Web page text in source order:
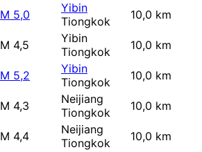
M 5,0
Yibin
Tiongkok
10,0 km
M 4,5
Yibin
Tiongkok
10,0 km
M 5,2
Yibin
Tiongkok
10,0 km
M 4,3
Neijiang
Tiongkok
10,0 km
M 4,4
Neijiang
Tiongkok
10,0 km